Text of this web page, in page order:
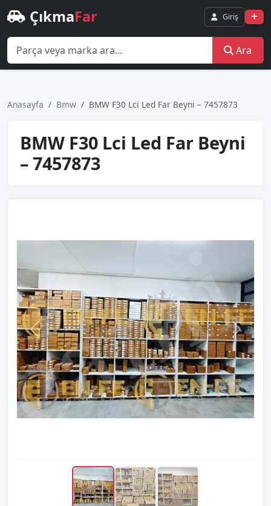
ÇıkmaFar Giriş
Ara
Anasayfa Bmw BMW F30 Lci Led Far Beyni – 7457873
BMW F30 Lci Led Far Beyni
– 7457873